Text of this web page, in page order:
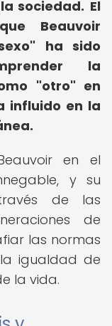
sociedad. El
Beauvoir
ha sido
la
"otro" en
influido en la
en el
y su
de las
de
las normas
igualdad de
la vida.